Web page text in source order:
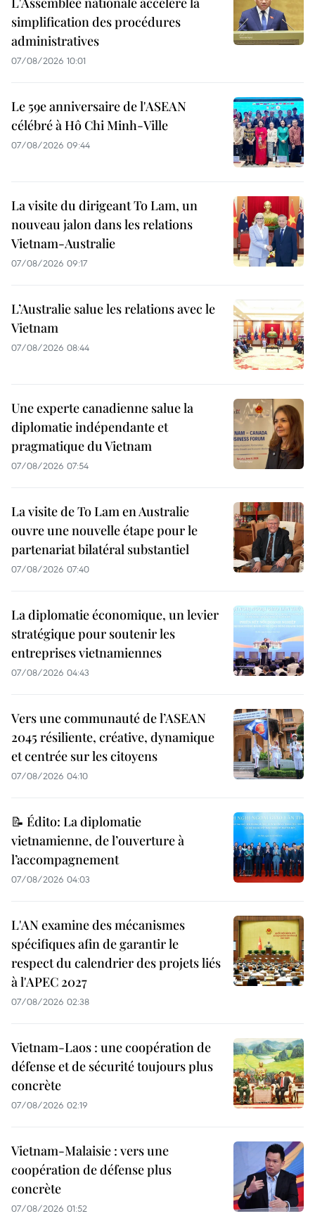
simplification des procédures
administratives
07/08/2026 10:01
Le 59e anniversaire de l'ASEAN
célébré à Hô Chi Minh-Ville
07/08/2026 09:44
La visite du dirigeant To Lam, un
nouveau jalon dans les relations
Vietnam-Australie
07/08/2026 09:17
L’Australie salue les relations avec le
Vietnam
07/08/2026 08:44
Une experte canadienne salue la
diplomatie indépendante et
pragmatique du Vietnam
07/08/2026 07:54
La visite de To Lam en Australie
ouvre une nouvelle étape pour le
partenariat bilatéral substantiel
07/08/2026 07:40
La diplomatie économique, un levier
stratégique pour soutenir les
entreprises vietnamiennes
07/08/2026 04:43
Vers une communauté de l’ASEAN
2045 résiliente, créative, dynamique
et centrée sur les citoyens
07/08/2026 04:10
📝 Édito: La diplomatie
vietnamienne, de l’ouverture à
l’accompagnement
07/08/2026 04:03
L'AN examine des mécanismes
spécifiques afin de garantir le
respect du calendrier des projets liés
à l'APEC 2027
07/08/2026 02:38
Vietnam-Laos : une coopération de
défense et de sécurité toujours plus
concrète
07/08/2026 02:19
Vietnam-Malaisie : vers une
coopération de défense plus
concrète
07/08/2026 01:52